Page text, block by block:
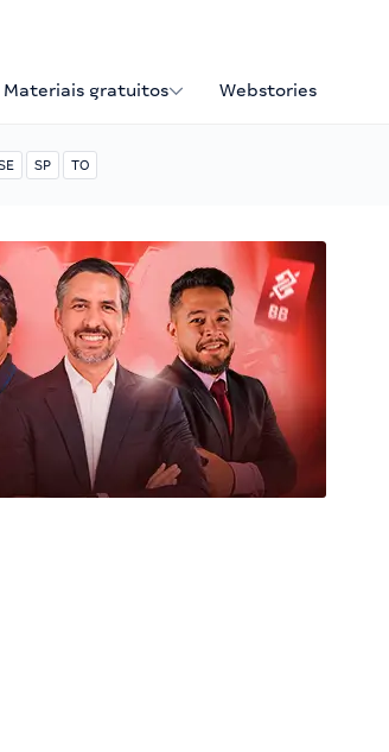
Materiais gratuitos Webstories
SP TO